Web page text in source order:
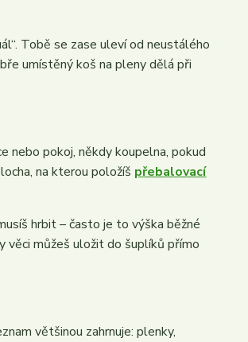
Tobě se zase uleví od neustálého
umístěný koš na pleny dělá při
nebo pokoj, někdy koupelna, pokud
na kterou položíš přebalovací
hrbit – často je to výška běžné
věci můžeš uložit do šuplíků přímo
většinou zahrnuje: plenky,